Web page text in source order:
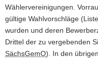
e
n
d
e
N
n
Wählervereinigungen.
gültige Wahlvorschläge
wurden und deren
Drittel der zu vergebenden
SächsGemO). In den